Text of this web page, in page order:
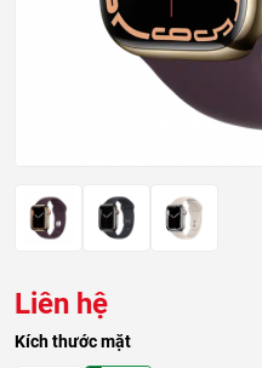
Liên hệ
Kích thước mặt